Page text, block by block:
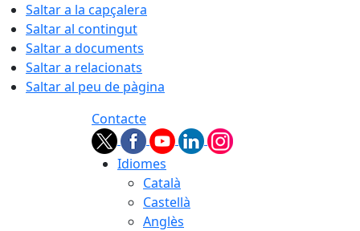
Saltar a la capçalera
Saltar al contingut
Saltar a documents
Saltar a relacionats
Saltar al peu de pàgina
Contacte
Idiomes
Català
Castellà
Anglès